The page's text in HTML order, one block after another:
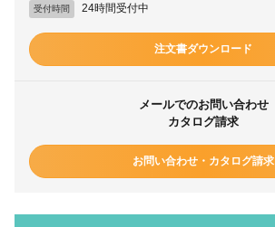
受付時間 24時間受付中
注文書ダウンロード
メールでのお問い合わせ
カタログ請求
お問い合わせ・カタログ請求